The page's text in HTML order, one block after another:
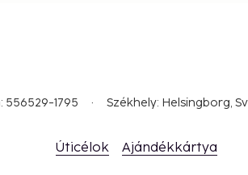
556529-1795 Székhely: Helsingborg,
Úticélok Ajándékkártya